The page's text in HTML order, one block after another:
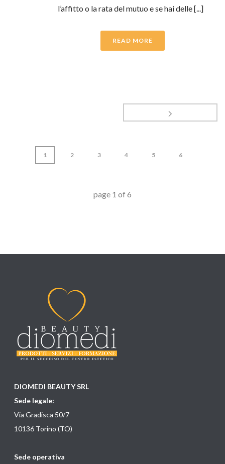
l’affitto o la rata del mutuo e se hai delle [...]
READ MORE
1 2 3 4 5 6
page 1 of 6
DIOMEDI BEAUTY SRL
Sede legale:
Via Gradisca 50/7
10136 Torino (TO)
Sede operativa